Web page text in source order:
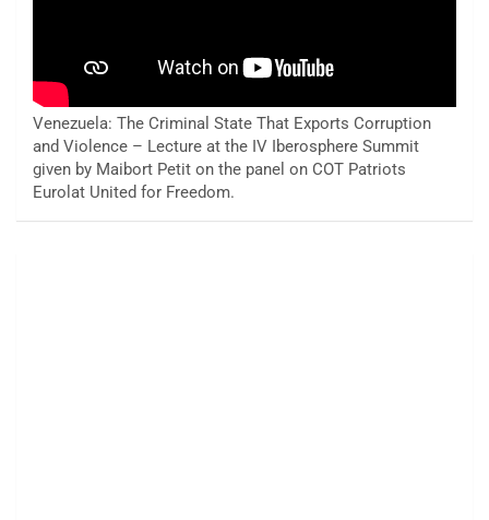
Venezuela: The Criminal State That Exports Corruption
and Violence – Lecture at the IV Iberosphere Summit
given by Maibort Petit on the panel on COT Patriots
Eurolat United for Freedom.